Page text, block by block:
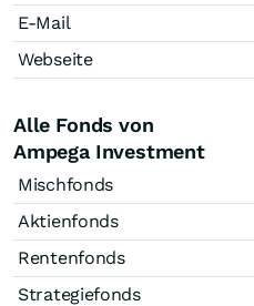
E-Mail
Webseite
Alle Fonds von
Ampega Investment
Mischfonds
Aktienfonds
Rentenfonds
Strategiefonds